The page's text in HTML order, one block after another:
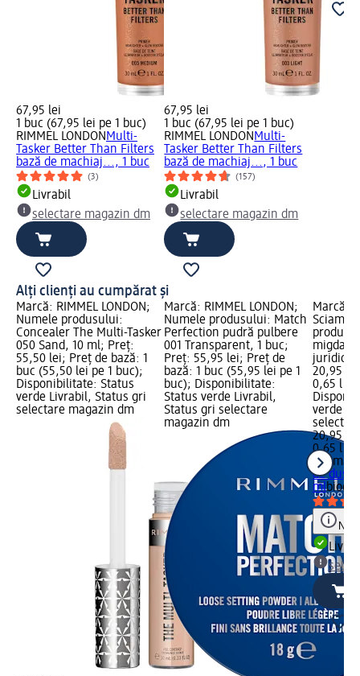
67,95 lei
1 buc (67,95 lei pe 1 buc)
RIMMEL LONDON Multi-
Tasker Better Than Filters
bază de machiaj..., 1 buc
(3)
Livrabil
selectare magazin dm
67,95 lei
1 buc (67,95 lei pe 1 buc)
RIMMEL LONDON Multi-
Tasker Better Than Filters
bază de machiaj..., 1 buc
(157)
Livrabil
selectare magazin dm
Alți clienți au cumpărat și
Marcă: RIMMEL LONDON;
Numele produsului:
Concealer The Multi-Tasker
050 Sand, 10 ml; Preț:
55,50 lei; Preț de bază: 1
buc (55,50 lei pe 1 buc);
Disponibilitate: Status
verde Livrabil, Status gri
selectare magazin dm
Marcă: RIMMEL LONDON;
Numele produsului: Match
Perfection pudră pulbere
001 Transparent, 1 buc;
Preț: 55,95 lei; Preț de
bază: 1 buc (55,95 lei pe 1
buc); Disponibilitate:
Status verde Livrabil,
Status gri selectare
magazin dm
Marcă:
juridică:
20,95
0,65 l
verde
20,95 lei
0,65 l
Spuma
de duș
mlbiocid
Notă